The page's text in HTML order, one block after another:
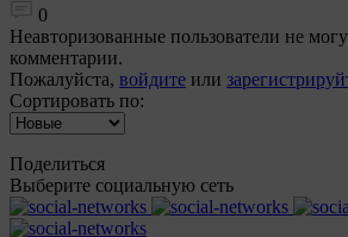
0
Неавторизованные пользователи не
комментарии.
Пожалуйста, войдите или
Сортировать по:
Поделиться
Выберите социальную сеть